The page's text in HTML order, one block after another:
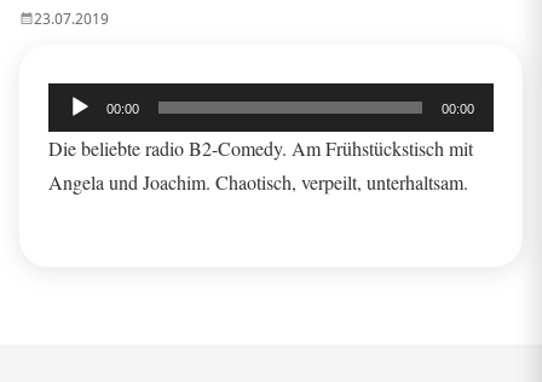
23.07.2019
Audio-
Player
00:00 00:00
Die beliebte radio B2-Comedy. Am Frühstückstisch mit
Angela und Joachim. Chaotisch, verpeilt, unterhaltsam.